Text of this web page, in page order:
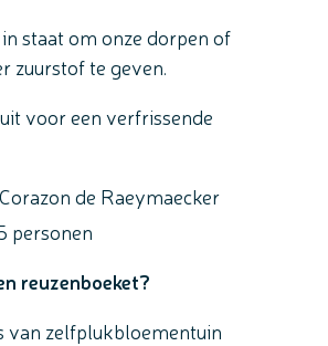
staat om onze dorpen of
zuurstof te geven.
voor een verfrissende
de Raeymaecker
personen
reuzenboeket?
van zelfplukbloementuin